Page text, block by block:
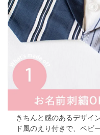
きちんと感のあるデザイ
ド風のえり付きで、ベビ